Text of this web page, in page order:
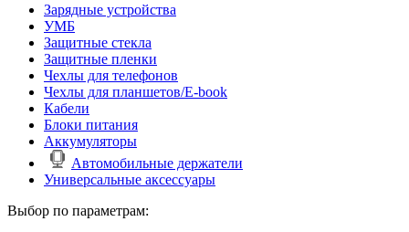
Зарядные устройства
УМБ
Защитные стекла
Защитные пленки
Чехлы для телефонов
Чехлы для планшетов/E-book
Кабели
Блоки питания
Аккумуляторы
Автомобильные держатели
Универсальные аксессуары
Выбор по параметрам: